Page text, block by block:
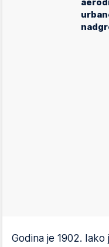
Godina je 1902.